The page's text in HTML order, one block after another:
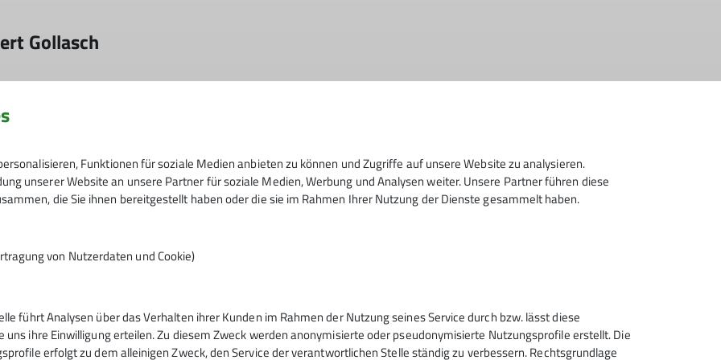
Gol­lasch
ist uns bes­tens ge­lun­gen.
Ober­gar­ten über das Gart­ner­tal im
auf. Dort lie­ßen wir uns vom neu­en
zu­be­rei­ten. An­schlie­ßend folg­ten in­
Stun­de spen­dier­te uns der Wirt in
An­ek­do­ten aus sei­nem Hüt­ten­le­ben.
zu
Funktionen für soziale Medien anbieten zu können und Zugriffe auf unsere Website zu analysieren.
unserer Website an unsere Partner für soziale Medien, Werbung und Analysen weiter. Unsere Partner führen diese
die Sie ihnen bereitgestellt haben oder die sie im Rahmen Ihrer Nutzung der Dienste gesammelt haben.
von Nutzerdaten und Cookie)
führt Analysen über das Verhalten ihrer Kunden im Rahmen der Nutzung seines Service durch bzw. lässt diese
uns ihre Einwilligung erteilen. Zu diesem Zweck werden anonymisierte oder pseudonymisierte Nutzungsprofile erstellt. Die
erfolgt zu dem alleinigen Zweck, den Service der verantwortlichen Stelle ständig zu verbessern. Rechtsgrundlage